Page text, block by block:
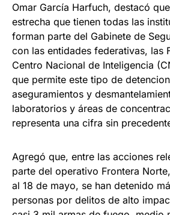
Omar García Harfuch, destacó
estrecha que tienen todas las
forman parte del Gabinete de
con las entidades federativas, las
Centro Nacional de Inteligencia
que permite este tipo de
aseguramientos y
laboratorios y áreas de
representa una cifra sin
Agregó que, entre las acciones
parte del operativo Frontera
al 18 de mayo, se han detenido
personas por delitos de alto